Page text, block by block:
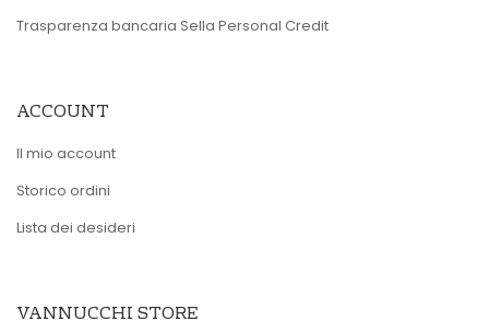
Trasparenza bancaria Sella Personal Credit
ACCOUNT
Il mio account
Storico ordini
Lista dei desideri
VANNUCCHI STORE